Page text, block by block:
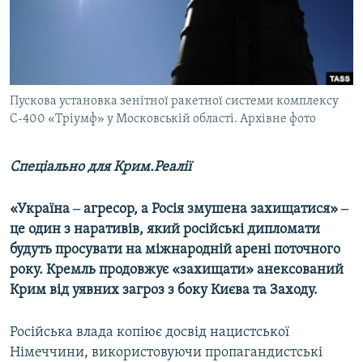
УКРАЇНСЬКА ПРОБЛЕМА КРИМУ
ІНФОГРАФІКА
ДОЛУЧАЙСЯ!
Усі сайти RFE/RL
Пускова установка зенітної ракетної системи комплексу
С-400 «Тріумф» у Московській області. Архівне фото
Спеціально для Крим.Реалії
«Україна ‒ агресор, а Росія змушена захищатися» ‒
це один з наративів, який російські дипломати
будуть просувати на міжнародній арені поточного
року. Кремль продовжує «захищати» анексований
Крим від уявних загроз з боку Києва та Заходу.
Російська влада копіює досвід нацистської
Німеччини, використовуючи пропагандистські